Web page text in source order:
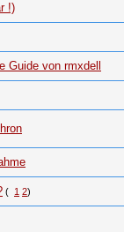
!)
Guide von rmxdell
( 1 2)